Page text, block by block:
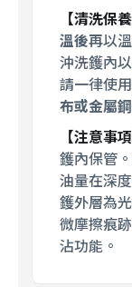
【清洗保養
溫後再以
沖洗鑊內
請一律使
布或金屬
【注意事項
鑊內保管
油量在深
鑊外層為
微摩擦痕
沾功能。